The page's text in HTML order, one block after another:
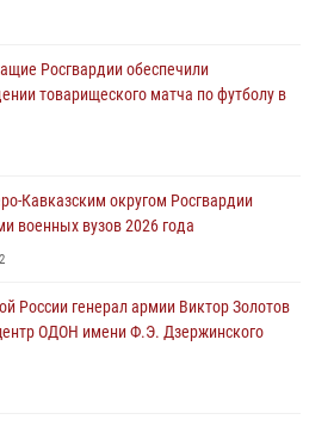
Героя России Сергея Перца
подарки детям и помогли
продолжается ведомственная
Росгвардии обеспечили
товарищеского матча по футболу в
Кавказским округом Росгвардии
военных вузов 2026 года
2
России генерал армии Виктор Золотов
ОДОН имени Ф.Э. Дзержинского